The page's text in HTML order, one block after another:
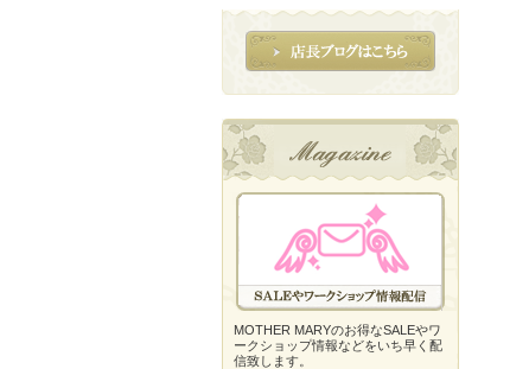
MOTHER MARYのお得なSALEやワ
ークショップ情報などをいち早く配
信致します。